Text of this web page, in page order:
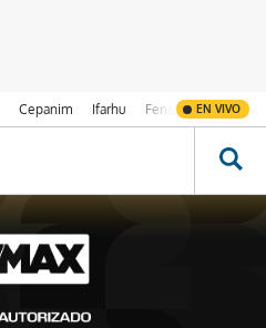
Cepanim Ifarhu Fenómeno de El
EN VIVO